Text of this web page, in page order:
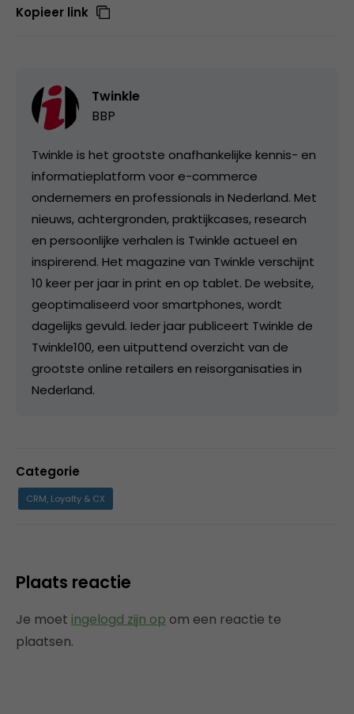
Kopieer link
Twinkle
BBP
Twinkle is het grootste onafhankelijke kennis- en
informatieplatform voor e-commerce
ondernemers en professionals in Nederland. Met
nieuws, achtergronden, praktijkcases, research
en persoonlijke verhalen is Twinkle actueel en
inspirerend. Het magazine van Twinkle verschijnt
10 keer per jaar in print en op tablet. De website,
geoptimaliseerd voor smartphones, wordt
dagelijks gevuld. Ieder jaar publiceert Twinkle de
Twinkle100, een uitputtend overzicht van de
grootste online retailers en reisorganisaties in
Nederland.
Categorie
CRM, Loyalty & CX
Plaats reactie
Je moet ingelogd zijn op om een reactie te
plaatsen.